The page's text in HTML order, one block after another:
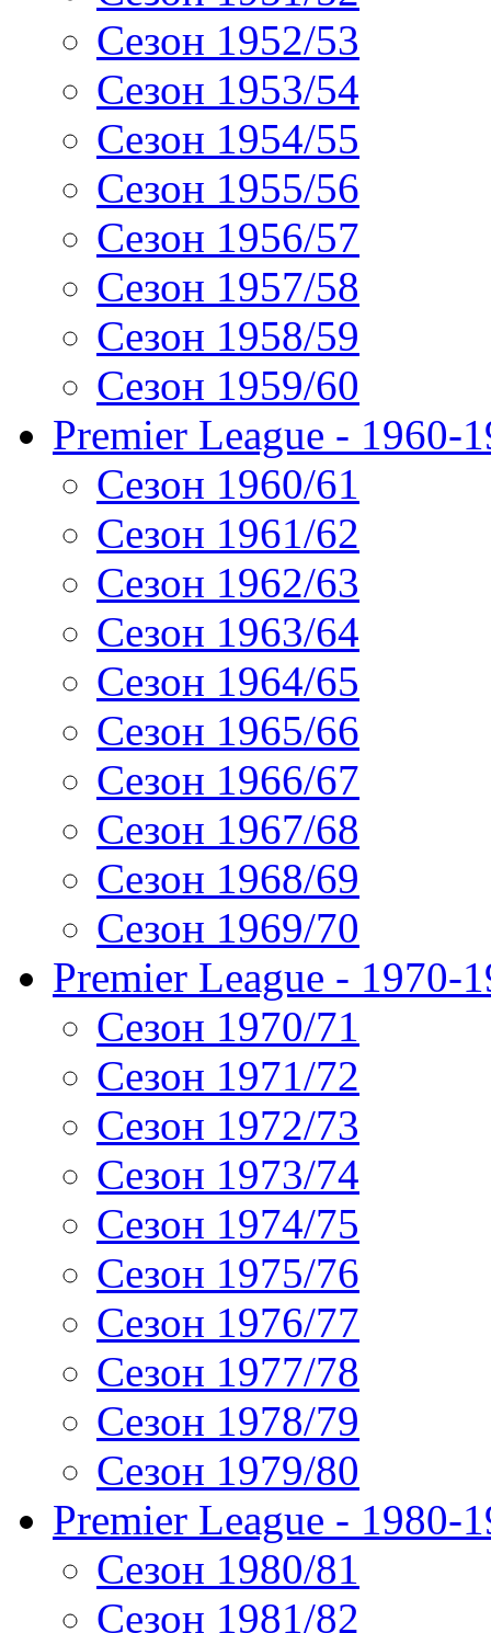
Сезон 1952/53
Сезон 1953/54
Сезон 1954/55
Сезон 1955/56
Сезон 1956/57
Сезон 1957/58
Сезон 1958/59
Сезон 1959/60
Premier League - 1960-
Сезон 1960/61
Сезон 1961/62
Сезон 1962/63
Сезон 1963/64
Сезон 1964/65
Сезон 1965/66
Сезон 1966/67
Сезон 1967/68
Сезон 1968/69
Сезон 1969/70
Premier League - 1970-
Сезон 1970/71
Сезон 1971/72
Сезон 1972/73
Сезон 1973/74
Сезон 1974/75
Сезон 1975/76
Сезон 1976/77
Сезон 1977/78
Сезон 1978/79
Сезон 1979/80
Premier League - 1980-
Сезон 1980/81
Сезон 1981/82